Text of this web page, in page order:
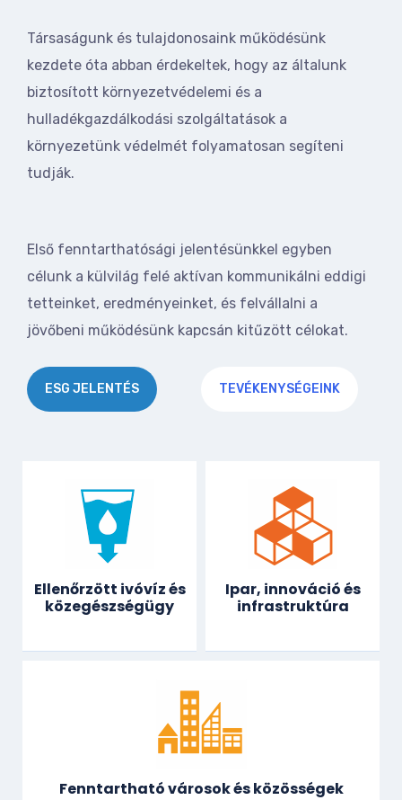
Társaságunk és tulajdonosaink működésünk
kezdete óta abban érdekeltek, hogy az általunk
biztosított környezetvédelemi és a
hulladékgazdálkodási szolgáltatások a
környezetünk védelmét folyamatosan segíteni
tudják.
Első fenntarthatósági jelentésünkkel egyben
célunk a külvilág felé aktívan kommunikálni eddigi
tetteinket, eredményeinket, és felvállalni a
jövőbeni működésünk kapcsán kitűzött célokat.
ESG JELENTÉS TEVÉKENYSÉGEINK
Ellenőrzött ivóvíz és
közegészségügy
Ipar, innováció és
infrastruktúra
Fenntartható városok és közösségek